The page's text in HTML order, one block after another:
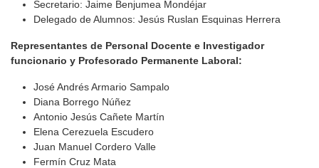
Secretario: Jaime Benjumea Mondéjar
Delegado de Alumnos: Jesús Ruslan Esquinas Herrera
Representantes de Personal Docente e Investigador
funcionario y Profesorado Permanente Laboral:
José Andrés Armario Sampalo
Diana Borrego Núñez
Antonio Jesús Cañete Martín
Elena Cerezuela Escudero
Juan Manuel Cordero Valle
Fermín Cruz Mata